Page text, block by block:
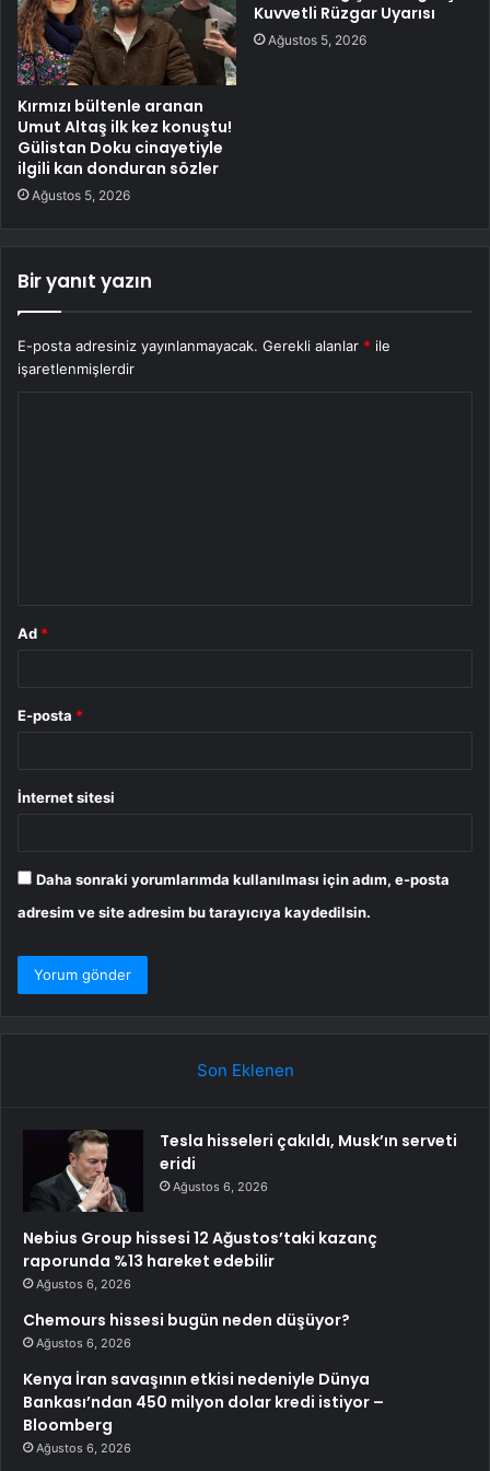
Kırmızı bültenle aranan
Umut Altaş ilk kez konuştu!
Gülistan Doku cinayetiyle
ilgili kan donduran sözler
Ağustos 5, 2026
Kuvvetli Rüzgar Uyarısı
Ağustos 5, 2026
Bir yanıt yazın
E-posta adresiniz yayınlanmayacak. Gerekli alanlar * ile
işaretlenmişlerdir
Ad *
E-posta *
İnternet sitesi
Daha sonraki yorumlarımda kullanılması için adım, e-posta
adresim ve site adresim bu tarayıcıya kaydedilsin.
Son Eklenen
Tesla hisseleri çakıldı, Musk’ın serveti
eridi
Ağustos 6, 2026
Nebius Group hissesi 12 Ağustos’taki kazanç
raporunda %13 hareket edebilir
Ağustos 6, 2026
Chemours hissesi bugün neden düşüyor?
Ağustos 6, 2026
Kenya İran savaşının etkisi nedeniyle Dünya
Bankası’ndan 450 milyon dolar kredi istiyor –
Bloomberg
Ağustos 6, 2026